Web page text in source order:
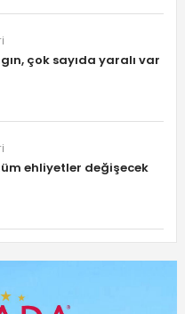
çok sayıda yaralı var
ehliyetler değişecek